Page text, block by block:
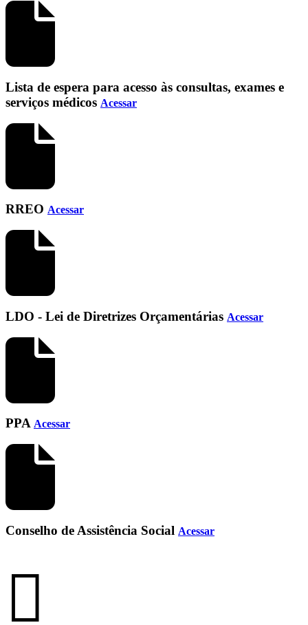
Lista de espera para acesso às consultas, exames e
serviços médicos Acessar
RREO Acessar
LDO - Lei de Diretrizes Orçamentárias Acessar
PPA Acessar
Conselho de Assistência Social Acessar